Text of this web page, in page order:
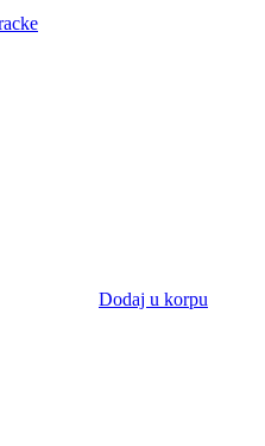
Dodaj u korpu